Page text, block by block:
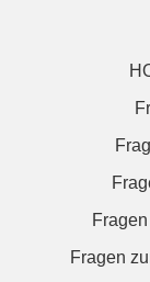
Fragen